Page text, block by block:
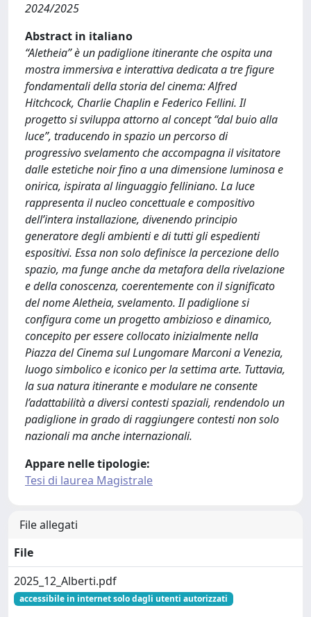
2024/2025
Abstract in italiano
“Aletheia” è un padiglione itinerante che ospita una
mostra immersiva e interattiva dedicata a tre figure
fondamentali della storia del cinema: Alfred
Hitchcock, Charlie Chaplin e Federico Fellini. Il
progetto si sviluppa attorno al concept “dal buio alla
luce”, traducendo in spazio un percorso di
progressivo svelamento che accompagna il visitatore
dalle estetiche noir fino a una dimensione luminosa e
onirica, ispirata al linguaggio felliniano. La luce
rappresenta il nucleo concettuale e compositivo
dell’intera installazione, divenendo principio
generatore degli ambienti e di tutti gli espedienti
espositivi. Essa non solo definisce la percezione dello
spazio, ma funge anche da metafora della rivelazione
e della conoscenza, coerentemente con il significato
del nome Aletheia, svelamento. Il padiglione si
configura come un progetto ambizioso e dinamico,
concepito per essere collocato inizialmente nella
Piazza del Cinema sul Lungomare Marconi a Venezia,
luogo simbolico e iconico per la settima arte. Tuttavia,
la sua natura itinerante e modulare ne consente
l’adattabilità a diversi contesti spaziali, rendendolo un
padiglione in grado di raggiungere contesti non solo
nazionali ma anche internazionali.
Appare nelle tipologie:
Tesi di laurea Magistrale
File allegati
File
2025_12_Alberti.pdf
accessibile in internet solo dagli utenti autorizzati